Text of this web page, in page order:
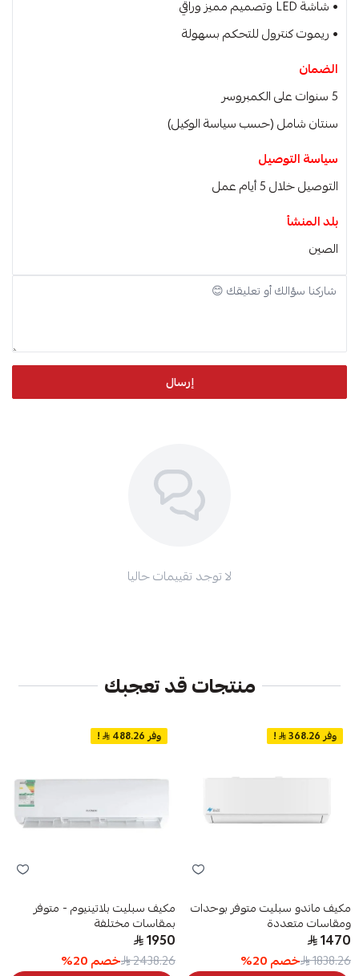
• شاشة LED وتصميم مميز وراقي
• ريموت كنترول للتحكم بسهولة
الضمان
5 سنوات على الكمبروسر
سنتان شامل (حسب سياسة الوكيل)
سياسة التوصيل
التوصيل خلال 5 أيام عمل
بلد المنشأ
الصين
إرسال
لا توجد تقييمات حاليا
منتجات قد تعجبك
وفر 368.26 !
مكيف ماندو سبليت متوفر بوحدات
ومقاسات متعددة
1470
1838.26 خصم20
%
وفر 488.26 !
مكيف سبليت بلاتينيوم - متوفر
بمقاسات مختلفة
1950
2438.26 خصم20
%